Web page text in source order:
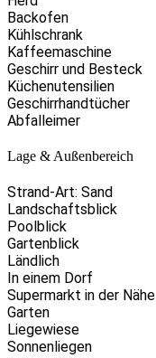
Backofen
Kühlschrank
Kaffeemaschine
Geschirr und Besteck
Küchenutensilien
Geschirrhandtücher
Abfalleimer
Lage & Außenbereich
Strand-Art: Sand
Landschaftsblick
Poolblick
Gartenblick
Ländlich
In einem Dorf
Supermarkt in der Nähe
Garten
Liegewiese
Sonnenliegen